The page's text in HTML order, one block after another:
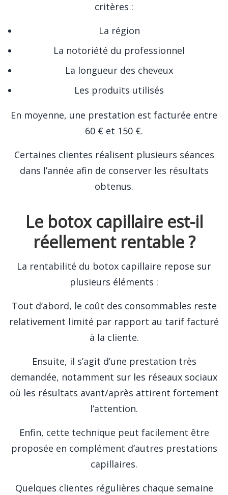
critères :
La région
La notoriété du professionnel
La longueur des cheveux
Les produits utilisés
En moyenne, une prestation est facturée entre
60 € et 150 €.
Certaines clientes réalisent plusieurs séances
dans l’année afin de conserver les résultats
obtenus.
Le botox capillaire est-il
réellement rentable ?
La rentabilité du botox capillaire repose sur
plusieurs éléments :
Tout d’abord, le coût des consommables reste
relativement limité par rapport au tarif facturé
à la cliente.
Ensuite, il s’agit d’une prestation très
demandée, notamment sur les réseaux sociaux
où les résultats avant/après attirent fortement
l’attention.
Enfin, cette technique peut facilement être
proposée en complément d’autres prestations
capillaires.
Quelques clientes régulières chaque semaine